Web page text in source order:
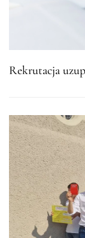
Rekrutacja